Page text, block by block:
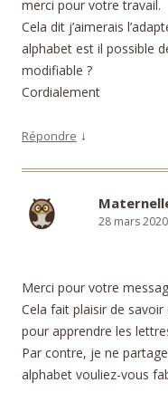
merci pour votre travail.
Cela dit j’aimerais
alphabet est il possible
modifiable ?
Cordialement
Répondre ↓
28 mars
Merci pour votre
Cela fait plaisir de
pour apprendre les
Par contre, je ne
alphabet vouliez-vous